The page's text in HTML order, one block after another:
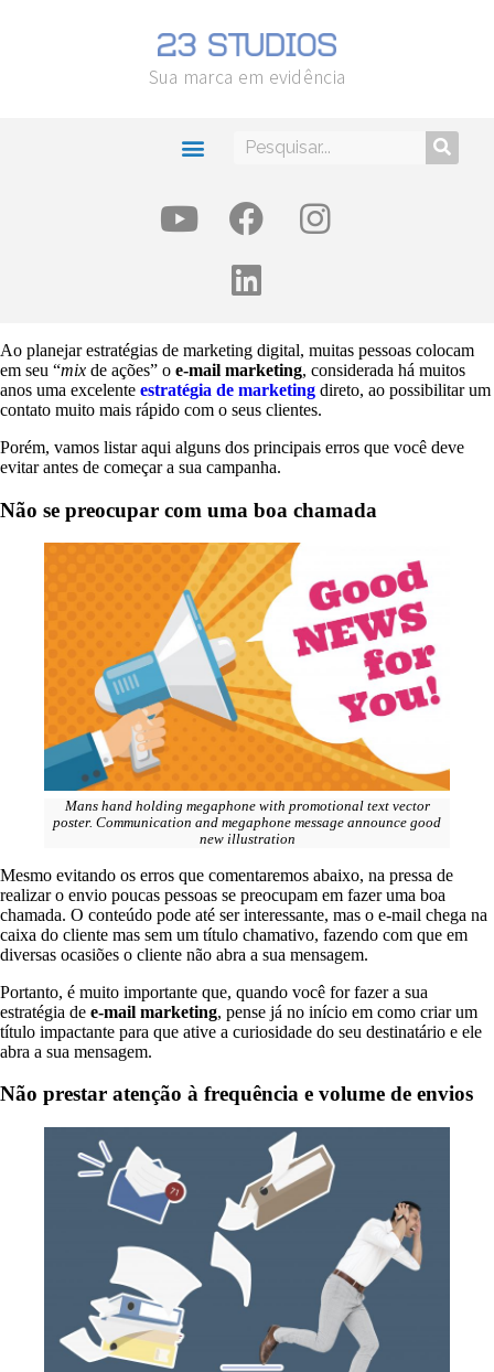
Sua marca em evidência
Ao planejar estratégias de marketing digital, muitas pessoas colocam
em seu “mix de ações” o e-mail marketing, considerada há muitos
anos uma excelente estratégia de marketing direto, ao possibilitar um
contato muito mais rápido com o seus clientes.
Porém, vamos listar aqui alguns dos principais erros que você deve
evitar antes de começar a sua campanha.
Não se preocupar com uma boa chamada
Mans hand holding megaphone with promotional text vector
poster. Communication and megaphone message announce good
new illustration
Mesmo evitando os erros que comentaremos abaixo, na pressa de
realizar o envio poucas pessoas se preocupam em fazer uma boa
chamada. O conteúdo pode até ser interessante, mas o e-mail chega na
caixa do cliente mas sem um título chamativo, fazendo com que em
diversas ocasiões o cliente não abra a sua mensagem.
Portanto, é muito importante que, quando você for fazer a sua
estratégia de e-mail marketing, pense já no início em como criar um
título impactante para que ative a curiosidade do seu destinatário e ele
abra a sua mensagem.
Não prestar atenção à frequência e volume de envios